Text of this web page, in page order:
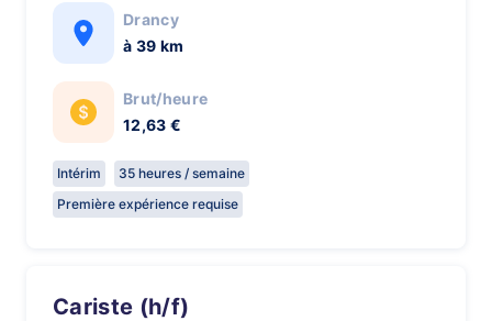
Drancy
à 39 km
Brut/heure
12,63 €
Intérim
35 heures / semaine
Première expérience requise
Cariste (h/f)